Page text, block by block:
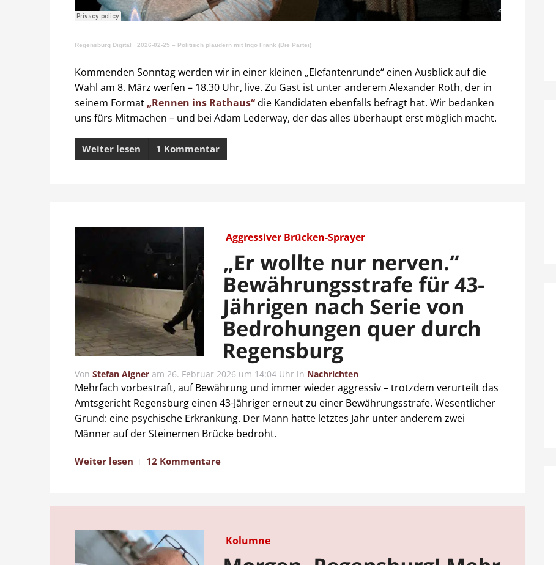
Regensburg Digital · 2026-02-25 – Politisch plaudern mit Ingo Frank (Die Partei)
Kommenden Sonntag werden wir in einer kleinen „Elefantenrunde“ einen Ausblick auf die
Wahl am 8. März werfen – 18.30 Uhr, live. Zu Gast ist unter anderem Alexander Roth, der in
seinem Format „Rennen ins Rathaus“die Kandidaten ebenfalls befragt hat. Wir bedanken
uns fürs Mitmachen – und bei Adam Lederway, der das alles überhaupt erst möglich macht.
Weiter lesen 1 Kommentar
Aggressiver Brücken-Sprayer
„Er wollte nur nerven.“
Bewährungsstrafe für 43-
Jährigen nach Serie von
Bedrohungen quer durch
Regensburg
Von Stefan Aigner am 26. Februar 2026 um 14:04 Uhr in Nachrichten
Mehrfach vorbestraft, auf Bewährung und immer wieder aggressiv – trotzdem verurteilt das
Amtsgericht Regensburg einen 43-Jähriger erneut zu einer Bewährungsstrafe. Wesentlicher
Grund: eine psychische Erkrankung. Der Mann hatte letztes Jahr unter anderem zwei
Männer auf der Steinernen Brücke bedroht.
Weiter lesen 12 Kommentare
Kolumne